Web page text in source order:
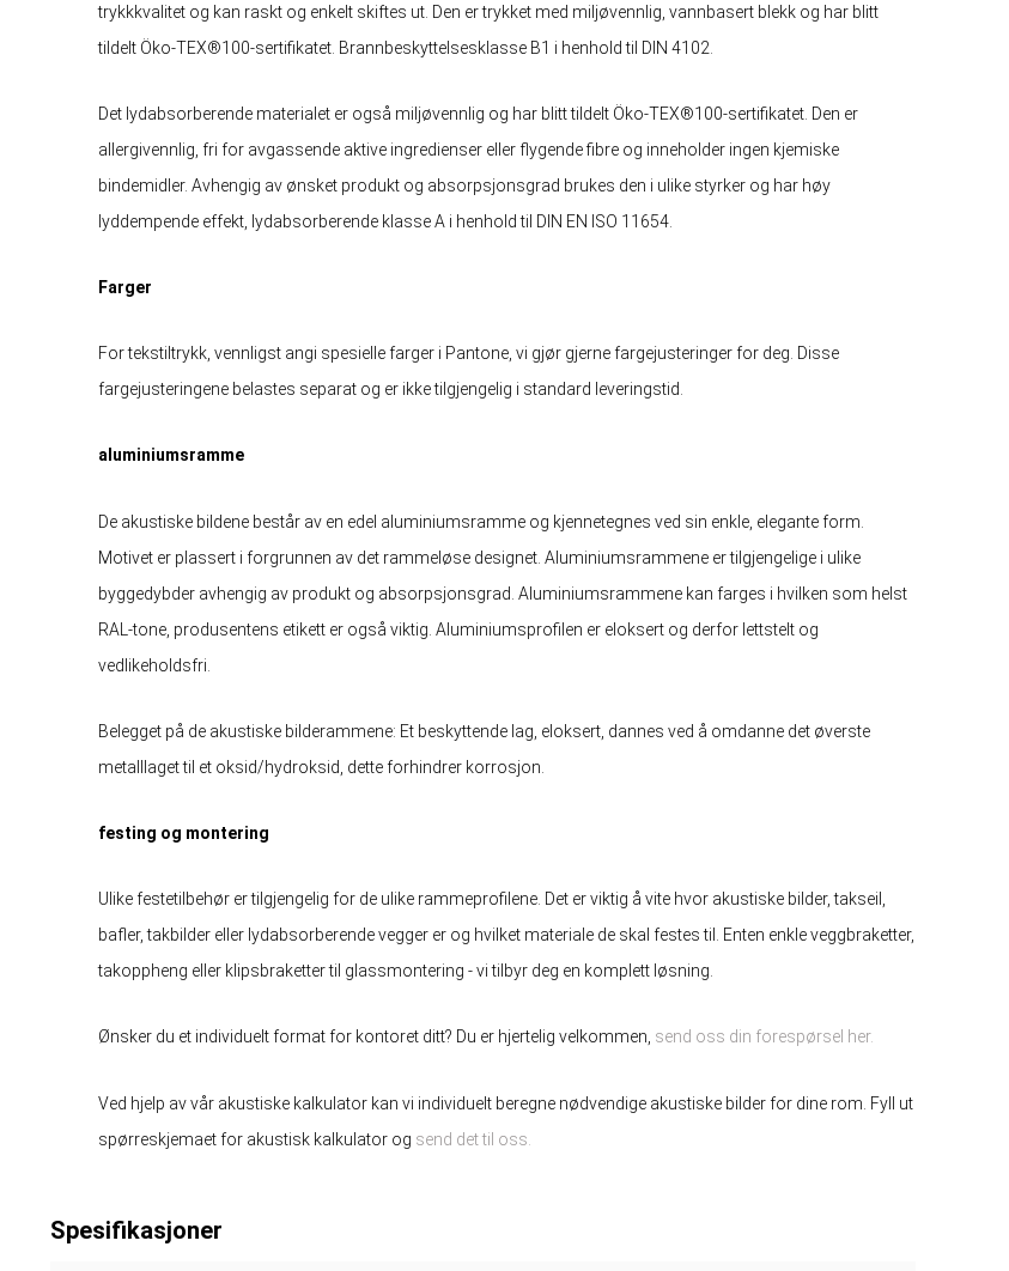
trykkkvalitet og kan raskt og enkelt skiftes ut. Den er trykket med miljøvennlig, vannbasert blekk og har blitt
tildelt Öko-TEX®100-sertifikatet. Brannbeskyttelsesklasse B1 i henhold til DIN 4102.
Det lydabsorberende materialet er også miljøvennlig og har blitt tildelt Öko-TEX®100-sertifikatet. Den er
allergivennlig, fri for avgassende aktive ingredienser eller flygende fibre og inneholder ingen kjemiske
bindemidler. Avhengig av ønsket produkt og absorpsjonsgrad brukes den i ulike styrker og har høy
lyddempende effekt, lydabsorberende klasse A i henhold til DIN EN ISO 11654.
Farger
For tekstiltrykk, vennligst angi spesielle farger i Pantone, vi gjør gjerne fargejusteringer for deg. Disse
fargejusteringene belastes separat og er ikke tilgjengelig i standard leveringstid.
aluminiumsramme
De akustiske bildene består av en edel aluminiumsramme og kjennetegnes ved sin enkle, elegante form.
Motivet er plassert i forgrunnen av det rammeløse designet. Aluminiumsrammene er tilgjengelige i ulike
byggedybder avhengig av produkt og absorpsjonsgrad. Aluminiumsrammene kan farges i hvilken som helst
RAL-tone, produsentens etikett er også viktig. Aluminiumsprofilen er eloksert og derfor lettstelt og
vedlikeholdsfri.
Belegget på de akustiske bilderammene: Et beskyttende lag, eloksert, dannes ved å omdanne det øverste
metalllaget til et oksid/hydroksid, dette forhindrer korrosjon.
festing og montering
Ulike festetilbehør er tilgjengelig for de ulike rammeprofilene. Det er viktig å vite hvor akustiske bilder, takseil,
bafler, takbilder eller lydabsorberende vegger er og hvilket materiale de skal festes til. Enten enkle veggbraketter,
takoppheng eller klipsbraketter til glassmontering - vi tilbyr deg en komplett løsning.
Ønsker du et individuelt format for kontoret ditt? Du er hjertelig velkommen, send oss ​​din forespørsel her.
Ved hjelp av vår akustiske kalkulator kan vi individuelt beregne nødvendige akustiske bilder for dine rom. Fyll ut
spørreskjemaet for akustisk kalkulator og send det til oss.
Spesifikasjoner